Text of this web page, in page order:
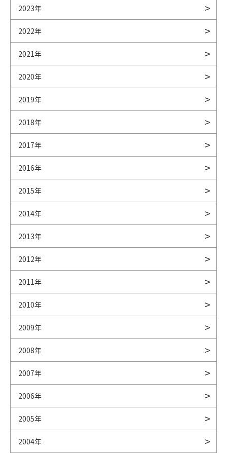
2023年
2022年
2021年
2020年
2019年
2018年
2017年
2016年
2015年
2014年
2013年
2012年
2011年
2010年
2009年
2008年
2007年
2006年
2005年
2004年